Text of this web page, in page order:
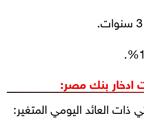
ادخار بنك مصر: